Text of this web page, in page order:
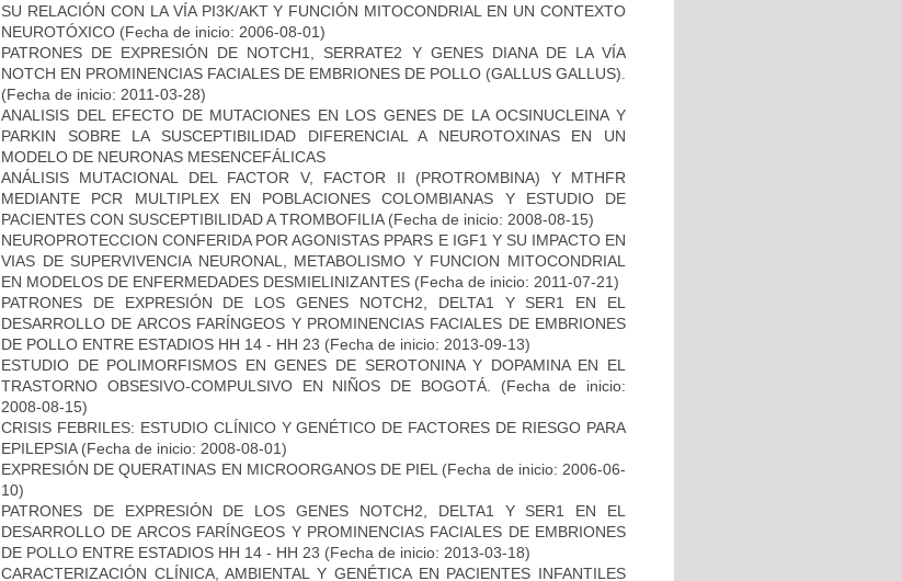
SU RELACIÓN CON LA VÍA PI3K/AKT Y FUNCIÓN MITOCONDRIAL EN UN CONTEXTO
NEUROTÓXICO (Fecha de inicio: 2006-08-01)
PATRONES DE EXPRESIÓN DE NOTCH1, SERRATE2 Y GENES DIANA DE LA VÍA
NOTCH EN PROMINENCIAS FACIALES DE EMBRIONES DE POLLO (GALLUS GALLUS).
(Fecha de inicio: 2011-03-28)
ANALISIS DEL EFECTO DE MUTACIONES EN LOS GENES DE LA OCSINUCLEINA Y
PARKIN SOBRE LA SUSCEPTIBILIDAD DIFERENCIAL A NEUROTOXINAS EN UN
MODELO DE NEURONAS MESENCEFÁLICAS
ANÁLISIS MUTACIONAL DEL FACTOR V, FACTOR II (PROTROMBINA) Y MTHFR
MEDIANTE PCR MULTIPLEX EN POBLACIONES COLOMBIANAS Y ESTUDIO DE
PACIENTES CON SUSCEPTIBILIDAD A TROMBOFILIA(Fecha de inicio: 2008-08-15)
NEUROPROTECCION CONFERIDA POR AGONISTAS PPARS E IGF1 Y SU IMPACTO EN
VIAS DE SUPERVIVENCIA NEURONAL, METABOLISMO Y FUNCION MITOCONDRIAL
EN MODELOS DE ENFERMEDADES DESMIELINIZANTES (Fecha de inicio: 2011-07-21)
PATRONES DE EXPRESIÓN DE LOS GENES NOTCH2, DELTA1 Y SER1 EN EL
DESARROLLO DE ARCOS FARÍNGEOS Y PROMINENCIAS FACIALES DE EMBRIONES
DE POLLO ENTRE ESTADIOS HH 14 - HH 23 (Fecha de inicio: 2013-09-13)
ESTUDIO DE POLIMORFISMOS EN GENES DE SEROTONINA Y DOPAMINA EN EL
TRASTORNO OBSESIVO-COMPULSIVO EN NIÑOS DE BOGOTÁ.
(Fecha de inicio:
2008-08-15)
CRISIS FEBRILES: ESTUDIO CLÍNICO Y GENÉTICO DE FACTORES DE RIESGO PARA
EPILEPSIA(Fecha de inicio: 2008-08-01)
EXPRESIÓN DE QUERATINAS EN MICROORGANOS DE PIEL (Fecha de inicio: 2006-06-
10)
PATRONES DE EXPRESIÓN DE LOS GENES NOTCH2, DELTA1 Y SER1 EN EL
DESARROLLO DE ARCOS FARÍNGEOS Y PROMINENCIAS FACIALES DE EMBRIONES
DE POLLO ENTRE ESTADIOS HH 14 - HH 23 (Fecha de inicio: 2013-03-18)
CARACTERIZACIÓN CLÍNICA, AMBIENTAL Y GENÉTICA EN PACIENTES INFANTILES